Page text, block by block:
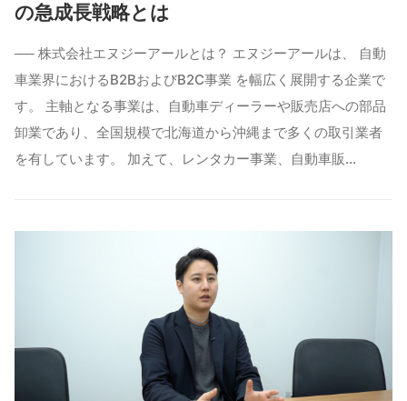
の急成長戦略とは
── 株式会社エヌジーアールとは？ エヌジーアールは、 自動
車業界におけるB2BおよびB2C事業 を幅広く展開する企業で
す。 主軸となる事業は、自動車ディーラーや販売店への部品
卸業であり、全国規模で北海道から沖縄まで多くの取引業者
を有しています。 加えて、レンタカー事業、自動車販…